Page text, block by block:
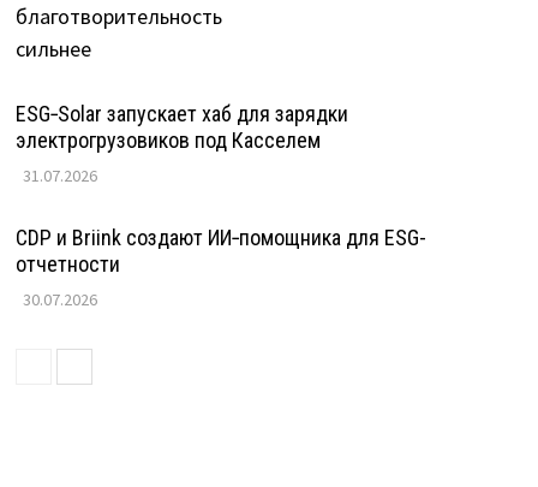
ESG‑Solar запускает хаб для зарядки
электрогрузовиков под Касселем
31.07.2026
CDP и Briink создают ИИ‑помощника для ESG-
отчетности
30.07.2026